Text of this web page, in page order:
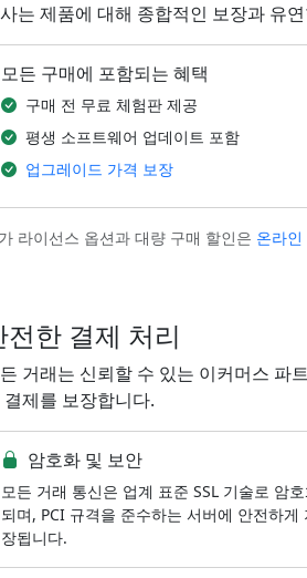
는 제품에 대해 종합적인 보장과 유
모든 구매에 포함되는 혜택
구매 전 무료 체험판 제공
평생 소프트웨어 업데이트 포함
업그레이드 가격 보장
라이선스 옵션과 대량 구매 할인은 온라인
전한 결제 처리
거래는 신뢰할 수 있는 이커머스 파
결제를 보장합니다.
암호화 및 보안
모든 거래 통신은 업계 표준 SSL 기술로 암
되며, PCI 규격을 준수하는 서버에 안전하게
장됩니다.